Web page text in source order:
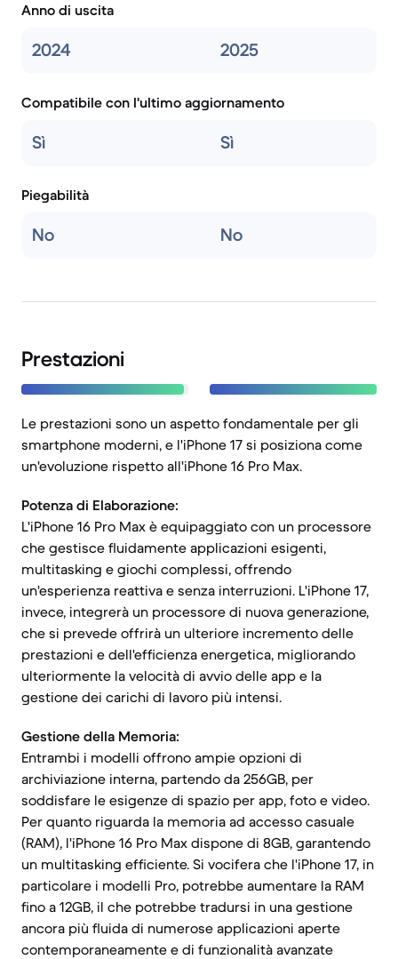
Anno di uscita
2024 2025
Compatibile con l'ultimo aggiornamento
Sì Sì
Piegabilità
No No
Prestazioni
Le prestazioni sono un aspetto fondamentale per gli
smartphone moderni, e l'iPhone 17 si posiziona come
un'evoluzione rispetto all'iPhone 16 Pro Max.
Potenza di Elaborazione:
L'iPhone 16 Pro Max è equipaggiato con un processore
che gestisce fluidamente applicazioni esigenti,
multitasking e giochi complessi, offrendo
un'esperienza reattiva e senza interruzioni. L'iPhone 17,
invece, integrerà un processore di nuova generazione,
che si prevede offrirà un ulteriore incremento delle
prestazioni e dell'efficienza energetica, migliorando
ulteriormente la velocità di avvio delle app e la
gestione dei carichi di lavoro più intensi.
Gestione della Memoria:
Entrambi i modelli offrono ampie opzioni di
archiviazione interna, partendo da 256GB, per
soddisfare le esigenze di spazio per app, foto e video.
Per quanto riguarda la memoria ad accesso casuale
(RAM), l'iPhone 16 Pro Max dispone di 8GB, garantendo
un multitasking efficiente. Si vocifera che l'iPhone 17, in
particolare i modelli Pro, potrebbe aumentare la RAM
fino a 12GB, il che potrebbe tradursi in una gestione
ancora più fluida di numerose applicazioni aperte
contemporaneamente e di funzionalità avanzate